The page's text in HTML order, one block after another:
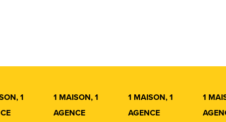
1
1 MAISON, 1
AGENCE
1 MAISON, 1
AGENCE
1